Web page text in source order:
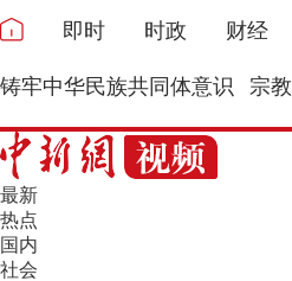
即时 时政 财经
铸牢中华民族共同体意识 宗教
最新
热点
国内
社会